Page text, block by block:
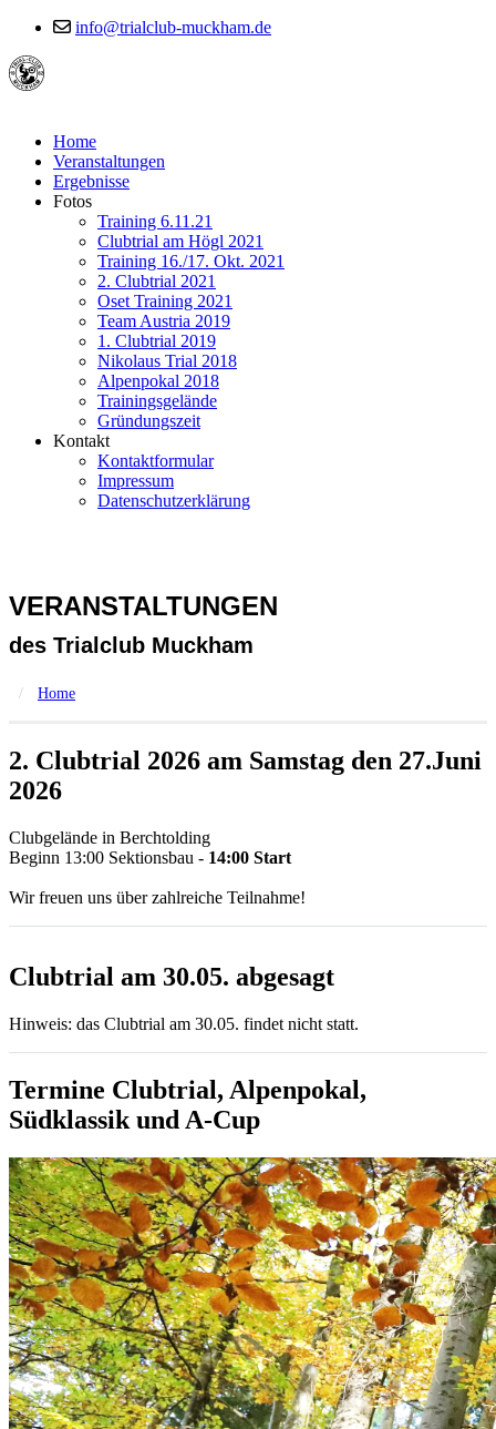
info@trialclub-muckham.de
Home
Veranstaltungen
Ergebnisse
Fotos
Training 6.11.21
Clubtrial am Högl 2021
Training 16./17. Okt. 2021
2. Clubtrial 2021
Oset Training 2021
Team Austria 2019
1. Clubtrial 2019
Nikolaus Trial 2018
Alpenpokal 2018
Trainingsgelände
Gründungszeit
Kontakt
Kontaktformular
Impressum
Datenschutzerklärung
VERANSTALTUNGEN
des Trialclub Muckham
Home
2. Clubtrial 2026 am Samstag den 27.Juni
2026
Clubgelände in Berchtolding
Beginn 13:00 Sektionsbau - 14:00 Start
Wir freuen uns über zahlreiche Teilnahme!
Clubtrial am 30.05. abgesagt
Hinweis: das Clubtrial am 30.05. findet nicht statt.
Termine Clubtrial, Alpenpokal,
Südklassik und A-Cup